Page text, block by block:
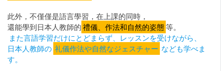
此外，不僅僅是語言學習，在上課的同時，
還能學到日本人教師的 禮儀、作法和自然的姿態等。
また言語学習だけにとどまらず、レッスンを受けながら、
日本人教師の 礼儀作法や自然なジェスチャー なども学べま
す。